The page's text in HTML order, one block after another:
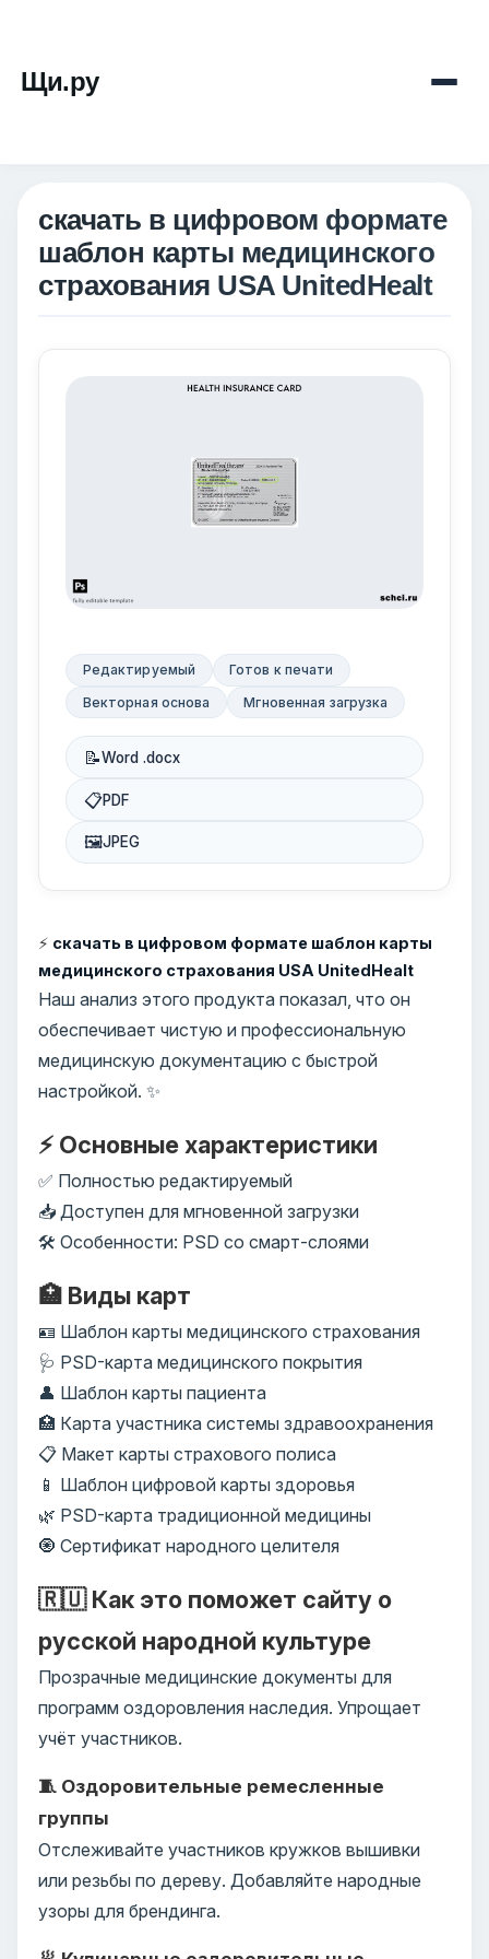
Щи.ру
скачать в цифровом формате
шаблон карты медицинского
страхования USA UnitedHealt
Редактируемый
Готов к печати
Векторная основа
Мгновенная загрузка
📝Word .docx
📋PDF
🖼JPEG
⚡ скачать в цифровом формате шаблон карты
медицинского страхования USA UnitedHealt
Наш анализ этого продукта показал, что он
обеспечивает чистую и профессиональную
медицинскую документацию с быстрой
настройкой. ✨
⚡ Основные характеристики
✅ Полностью редактируемый
📥 Доступен для мгновенной загрузки
🛠️ Особенности: PSD со смарт-слоями
🏥 Виды карт
🪪 Шаблон карты медицинского страхования
🩺 PSD-карта медицинского покрытия
👤 Шаблон карты пациента
🏥 Карта участника системы здравоохранения
📋 Макет карты страхового полиса
📱 Шаблон цифровой карты здоровья
🌿 PSD-карта традиционной медицины
🧿 Сертификат народного целителя
🇷🇺 Как это поможет сайту о
русской народной культуре
Прозрачные медицинские документы для
программ оздоровления наследия. Упрощает
учёт участников.
🧵 Оздоровительные ремесленные
группы
Отслеживайте участников кружков вышивки
или резьбы по дереву. Добавляйте народные
узоры для брендинга.